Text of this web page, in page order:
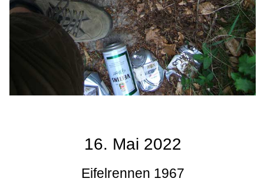
16. Mai 2022
Eifelrennen 1967